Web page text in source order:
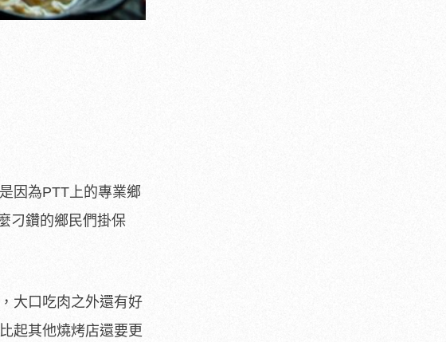
因為PTT上的專業鄉
刁鑽的鄉民們掛保
大口吃肉之外還有好
起其他燒烤店還要更